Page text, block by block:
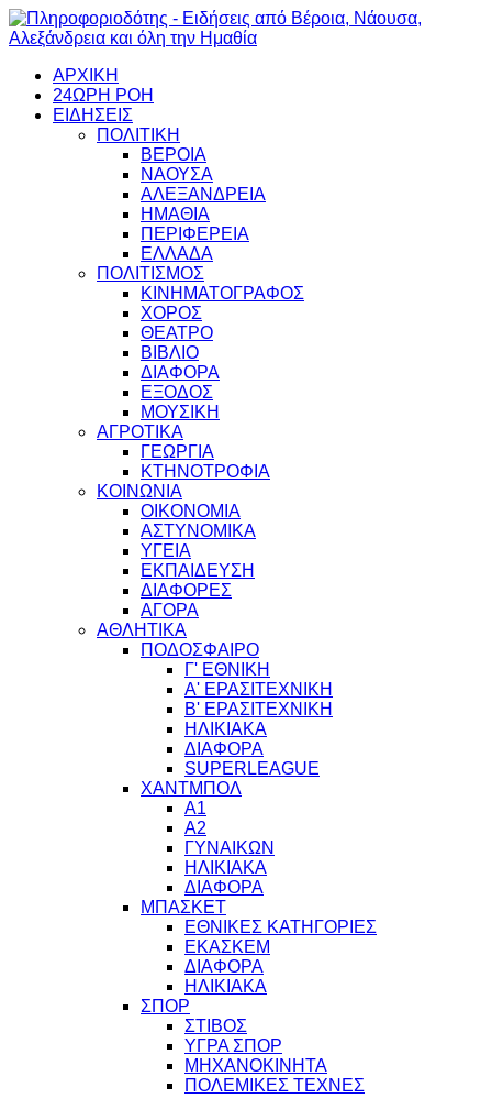
ΑΡΧΙΚΗ
24ΩΡΗ ΡΟΗ
ΕΙΔΗΣΕΙΣ
ΠΟΛΙΤΙΚΗ
ΒΕΡΟΙΑ
ΝΑΟΥΣΑ
ΑΛΕΞΑΝΔΡΕΙΑ
ΗΜΑΘΙΑ
ΠΕΡΙΦΕΡΕΙΑ
ΕΛΛΑΔΑ
ΠΟΛΙΤΙΣΜΟΣ
ΚΙΝΗΜΑΤΟΓΡΑΦΟΣ
ΧΟΡΟΣ
ΘΕΑΤΡΟ
ΒΙΒΛΙΟ
ΔΙΑΦΟΡΑ
ΕΞΟΔΟΣ
ΜΟΥΣΙΚΗ
ΑΓΡΟΤΙΚΑ
ΓΕΩΡΓΙΑ
ΚΤΗΝΟΤΡΟΦΙΑ
ΚΟΙΝΩΝΙΑ
ΟΙΚΟΝΟΜΙΑ
ΑΣΤΥΝΟΜΙΚΑ
ΥΓΕΙΑ
ΕΚΠΑΙΔΕΥΣΗ
ΔΙΑΦΟΡΕΣ
ΑΓΟΡΑ
ΑΘΛΗΤΙΚΑ
ΠΟΔΟΣΦΑΙΡΟ
Γ' ΕΘΝΙΚΗ
Α' ΕΡΑΣΙΤΕΧΝΙΚΗ
Β' ΕΡΑΣΙΤΕΧΝΙΚΗ
ΗΛΙΚΙΑΚΑ
ΔΙΑΦΟΡΑ
SUPERLEAGUE
ΧΑΝΤΜΠΟΛ
Α1
Α2
ΓΥΝΑΙΚΩΝ
ΗΛΙΚΙΑΚΑ
ΔΙΑΦΟΡΑ
ΜΠΑΣΚΕΤ
ΕΘΝΙΚΕΣ ΚΑΤΗΓΟΡΙΕΣ
ΕΚΑΣΚΕΜ
ΔΙΑΦΟΡΑ
ΗΛΙΚΙΑΚΑ
ΣΠΟΡ
ΣΤΙΒΟΣ
ΥΓΡΑ ΣΠΟΡ
ΜΗΧΑΝΟΚΙΝΗΤΑ
ΠΟΛΕΜΙΚΕΣ ΤΕΧΝΕΣ